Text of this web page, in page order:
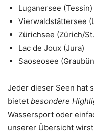
Luganersee (Tessin)
Vierwaldstättersee
Zürichsee (Zürich/
Lac de Joux (Jura)
Saoseosee
Jeder dieser Seen hat
bietet besondere
Wassersport oder
unserer Übersicht